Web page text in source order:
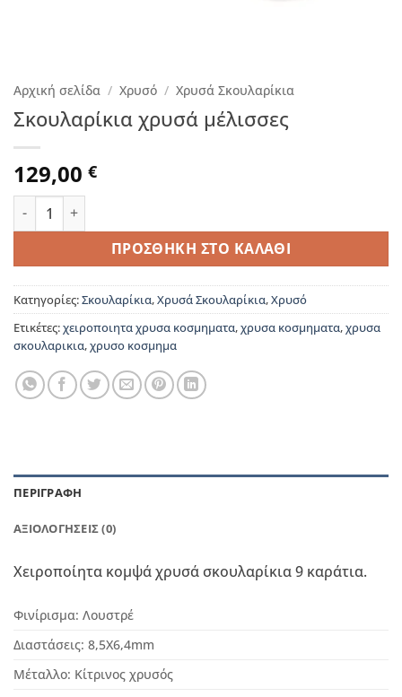
Αρχική σελίδα / Χρυσό / Χρυσά Σκουλαρίκια
Σκουλαρίκια χρυσά μέλισσες
129,00 €
Σκουλαρίκια χρυσά μέλισσες ποσότητα
ΠΡΟΣΘΉΚΗ ΣΤΟ ΚΑΛΆΘΙ
Κατηγορίες:Σκουλαρίκια,Χρυσά Σκουλαρίκια,Χρυσό
Ετικέτες:χειροποιητα χρυσα κοσμηματα,χρυσα κοσμηματα,χρυσα
σκουλαρικια,χρυσο κοσμημα
ΠΕΡΙΓΡΑΦΉ
ΑΞΙΟΛΟΓΉΣΕΙΣ (0)
Χειροποίητα κομψά χρυσά σκουλαρίκια 9 καράτια.
Φινίρισμα: Λουστρέ
Διαστάσεις: 8,5Χ6,4mm
Μέταλλο: Κίτρινος χρυσός